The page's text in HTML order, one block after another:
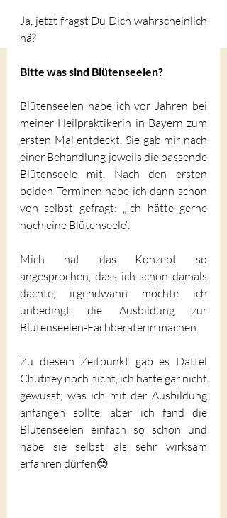
Ja, jetzt fragst Du Dich wahrscheinlich
hä?
Bitte was sind Blütenseelen?
Blütenseelen habe ich vor Jahren bei
meiner Heilpraktikerin in Bayern zum
ersten Mal entdeckt. Sie gab mir nach
einer Behandlung jeweils die passende
Blütenseele mit. Nach den ersten
beiden Terminen habe ich dann schon
von selbst gefragt: „Ich hätte gerne
noch eine Blütenseele“.
Mich hat das Konzept so
angesprochen, dass ich schon damals
dachte, irgendwann möchte ich
unbedingt die Ausbildung zur
Blütenseelen-Fachberaterin machen.
Zu diesem Zeitpunkt gab es Dattel
Chutney noch nicht, ich hätte gar nicht
gewusst, was ich mit der Ausbildung
anfangen sollte, aber ich fand die
Blütenseelen einfach so schön und
habe sie selbst als sehr wirksam
erfahren dürfen😊